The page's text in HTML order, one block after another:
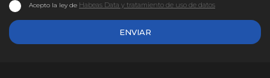
ENVIAR
Acepto la ley de Habeas Data y tratamiento de uso de datos